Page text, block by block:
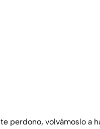
perdono, volvámoslo a